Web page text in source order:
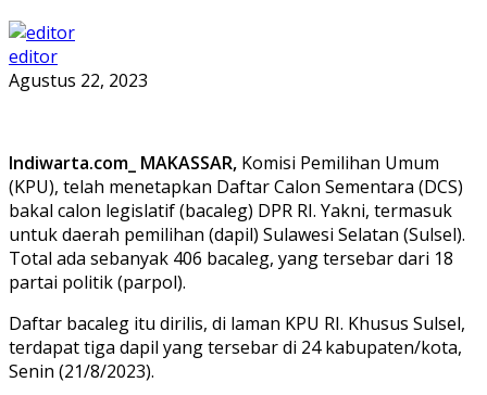
editor
Agustus 22, 2023
Indiwarta.com_ MAKASSAR, Komisi Pemilihan Umum
(KPU), telah menetapkan Daftar Calon Sementara (DCS)
bakal calon legislatif (bacaleg) DPR RI. Yakni, termasuk
untuk daerah pemilihan (dapil) Sulawesi Selatan (Sulsel).
Total ada sebanyak 406 bacaleg, yang tersebar dari 18
partai politik (parpol).
Daftar bacaleg itu dirilis, di laman KPU RI. Khusus Sulsel,
terdapat tiga dapil yang tersebar di 24 kabupaten/kota,
Senin (21/8/2023).